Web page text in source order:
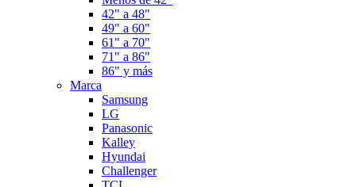
42" a 48"
49" a 60"
61" a 70"
71" a 86"
86" y más
Marca
Samsung
LG
Panasonic
Kalley
Hyundai
Challenger